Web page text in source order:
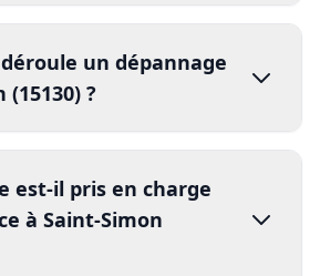
compte rendu détaillé
effraction
assurance
des contrats
Saint-Simon